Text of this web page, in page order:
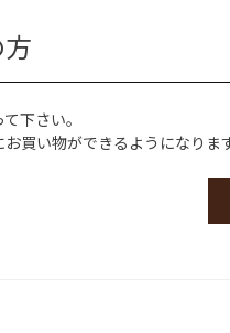
下さい。
買い物ができるようになります